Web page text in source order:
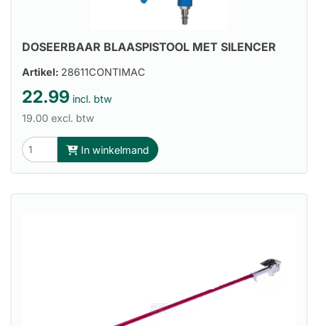
DOSEERBAAR BLAASPISTOOL MET SILENCER
Artikel: 28611CONTIMAC
22.99 incl. btw
19.00 excl. btw
In winkelmand